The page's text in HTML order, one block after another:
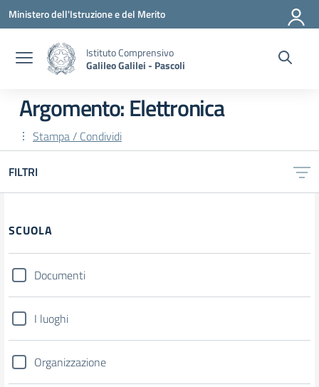
Vai ai contenuti
Vai al menu di navigazione
Vai al footer
Ministero dell'Istruzione e del Merito
Istituto Comprensivo
Galileo Galilei - Pascoli
Argomento: Elettronica
Stampa / Condividi
FILTRI
SCUOLA
Documenti
I luoghi
Organizzazione